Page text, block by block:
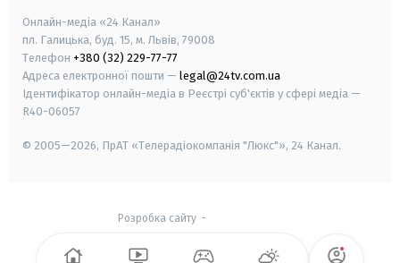
Онлайн-медіа «24 Канал»
пл. Галицька, буд. 15, м. Львів, 79008
Телефон +380 (32) 229-77-77
Адреса електронної пошти — legal@24tv.com.ua
Ідентифікатор онлайн-медіа в Реєстрі суб'єктів у сфері медіа —
R40-06057
© 2005—2026, ПрАТ «Телерадіокомпанія "Люкс"», 24 Канал.
Розробка сайту-